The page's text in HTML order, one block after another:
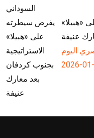
«هبيلا»
عنيفة
اليوم
2026-